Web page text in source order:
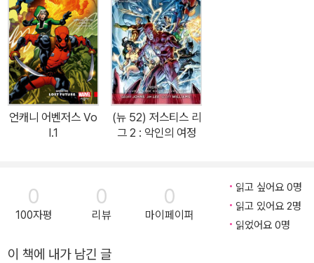
꼭 그래야만 했을까? 로키가 사악해진 것은 스스로의 선택일까, 아니
면 운명일까? 그가 겪은 가장 혹독한 시련이 빚어낼 위대한 결말을
목격하라. 로키는 과연 노른 마녀의 예언을 이루기 위해 아스가르드
빛의 신 발더를 죽이고, 천둥신 토르의 힘을 탐내고, 힘을 얻기 위해
신들의 황혼기 ‘라그나로크’를 불러올 것인가? 로키가 엄청난 악을
일으키리라. 과연 전설 속 아스가르드는 로키의 배신을, 그의 운명을
이겨 낼 수 있을까? 로베르토 아기레 사카사, 세바스티안 피우마라가
언캐니 어벤저스 Vo
l.1
(뉴 52) 저스티스 리
그 2 : 악인의 여정
0
100자평
0
리뷰
0
마이페이퍼
읽고 싶어요 0명
읽고 있어요 2명
읽었어요 0명
이 책에 내가 남긴 글